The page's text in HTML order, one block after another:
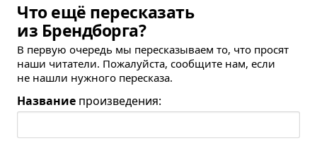
Что ещё пересказать
из Брендборга?
В первую очередь мы пересказываем то, что просят
наши читатели. Пожалуйста, сообщите нам, если
не нашли нужного пересказа.
Название произведения: